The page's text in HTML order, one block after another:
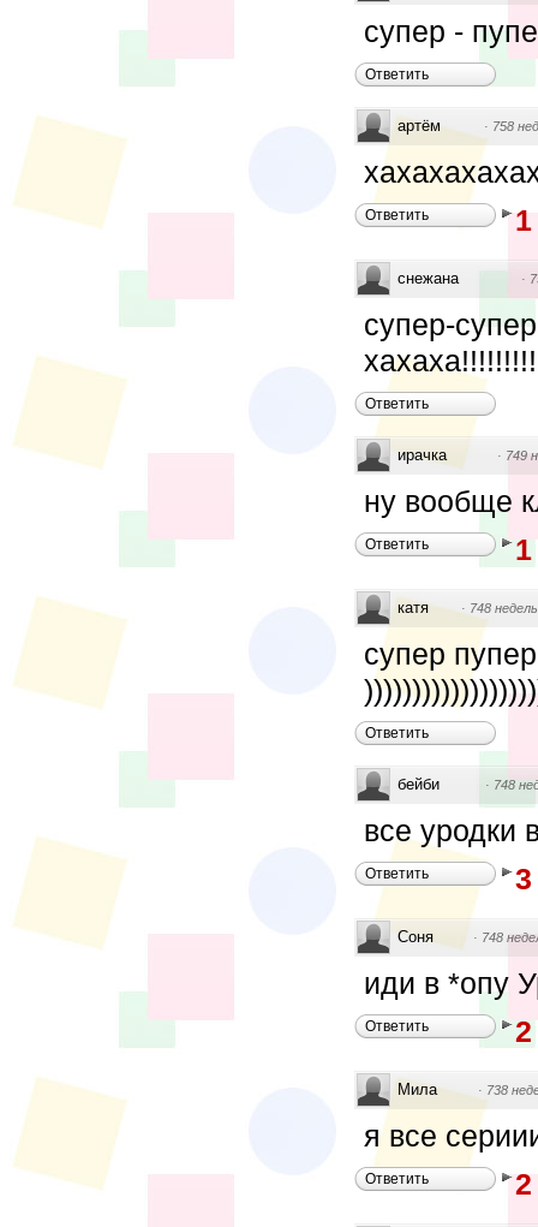
супер -
Ответить
артём · 758
Ответить
снежана ·
супер-супер
Ответить
ирачка · 749
ну вообще
Ответить
катя · 748
супер
Ответить
бейби · 748
все уродки
Ответить
Соня · 748
иди в *опу
Ответить
Мила · 738
я все
Ответить